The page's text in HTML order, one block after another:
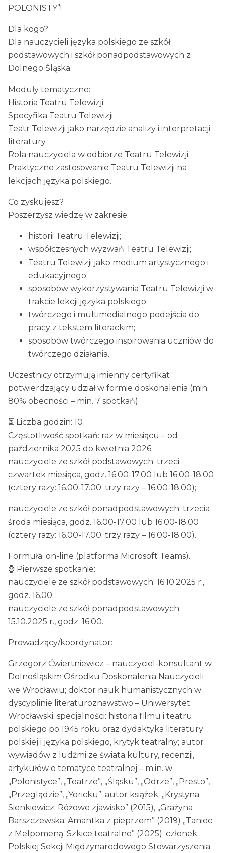
POLONISTY”!
Dla kogo?
Dla nauczycieli języka polskiego ze szkół
podstawowych i szkół ponadpodstawowych z
Dolnego Śląska.
Moduły tematyczne:
Historia Teatru Telewizji.
Specyfika Teatru Telewizji.
Teatr Telewizji jako narzędzie analizy i interpretacji
literatury.
Rola nauczyciela w odbiorze Teatru Telewizji.
Praktyczne zastosowanie Teatru Telewizji na
lekcjach języka polskiego.
Co zyskujesz?
Poszerzysz wiedzę w zakresie:
historii Teatru Telewizji;
współczesnych wyzwań Teatru Telewizji;
Teatru Telewizji jako medium artystycznego i
edukacyjnego;
sposobów wykorzystywania Teatru Telewizji w
trakcie lekcji języka polskiego;
twórczego i multimedialnego podejścia do
pracy z tekstem literackim;
sposobów twórczego inspirowania uczniów do
twórczego działania.
Uczestnicy otrzymują imienny certyfikat
potwierdzający udział w formie doskonalenia (min.
80% obecności – min. 7 spotkań).
⏳ Liczba godzin: 10
Częstotliwość spotkań: raz w miesiącu – od
października 2025 do kwietnia 2026;
nauczyciele ze szkół podstawowych: trzeci
czwartek miesiąca, godz. 16.00-17.00 lub 16:00-18:00
(cztery razy: 16.00-17.00; trzy razy – 16.00-18.00);
nauczyciele ze szkół ponadpodstawowych: trzecia
środa miesiąca, godz. 16.00-17.00 lub 16:00-18:00
(cztery razy: 16.00-17.00; trzy razy – 16.00-18.00).
Formuła: on-line (platforma Microsoft Teams).
⌚️ Pierwsze spotkanie:
nauczyciele ze szkół podstawowych: 16.10.2025 r.,
godz. 16.00;
nauczyciele ze szkół ponadpodstawowych:
15.10.2025 r., godz. 16.00.
Prowadzący/koordynator:
Grzegorz Ćwiertniewicz – nauczyciel-konsultant w
Dolnośląskim Ośrodku Doskonalenia Nauczycieli
we Wrocławiu; doktor nauk humanistycznych w
dyscyplinie literaturoznawstwo – Uniwersytet
Wrocławski; specjalności: historia filmu i teatru
polskiego po 1945 roku oraz dydaktyka literatury
polskiej i języka polskiego, krytyk teatralny; autor
wywiadów z ludźmi ze świata kultury, recenzji,
artykułów o tematyce teatralnej – m.in. w
„Polonistyce”, „Teatrze”, „Śląsku”, „Odrze”, „Presto”,
„Przeglądzie”, „Yoricku”; autor książek: „Krystyna
Sienkiewicz. Różowe zjawisko” (2015), „Grażyna
Barszczewska. Amantka z pieprzem” (2019) „Taniec
z Melpomeną. Szkice teatralne” (2025); członek
Polskiej Sekcji Międzynarodowego Stowarzyszenia